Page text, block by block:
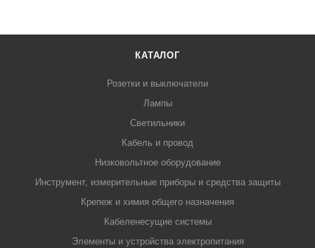
КАТАЛОГ
Розетки и выключатели
Лампы
Светильники
Кабель и провод
Низковольтное оборудование
Инструмент, измерительные приборы и средства защиты
Крепеж и химия общего назначения
Кабеленесущие системы
Элементы и устройства электропитания